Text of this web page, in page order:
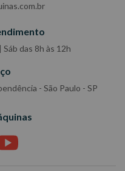
Sáb das 8h às 12h
- São Paulo - SP